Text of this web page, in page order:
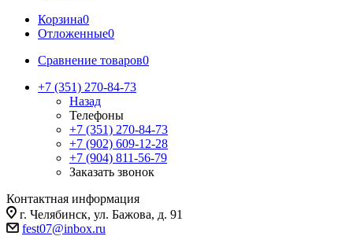
Корзина0
Отложенные0
Сравнение товаров0
+7 (351) 270-84-73
Назад
Телефоны
+7 (351) 270-84-73
+7 (902) 609-12-28
+7 (904) 811-56-79
Заказать звонок
Контактная информация
г. Челябинск, ул. Бажова, д. 91
fest07@inbox.ru